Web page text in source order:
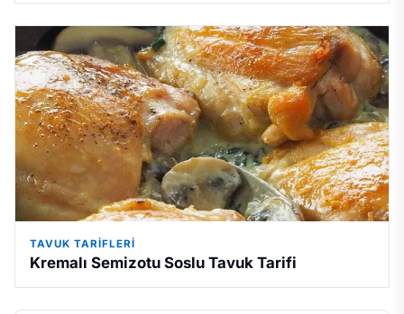
TAVUK TARIFLERI
Kremalı Semizotu Soslu Tavuk Tarifi